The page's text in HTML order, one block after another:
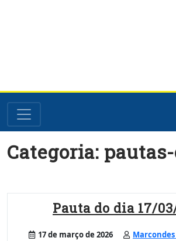
toCategoria:
Pauta do dia 17/
17 de março de 2026